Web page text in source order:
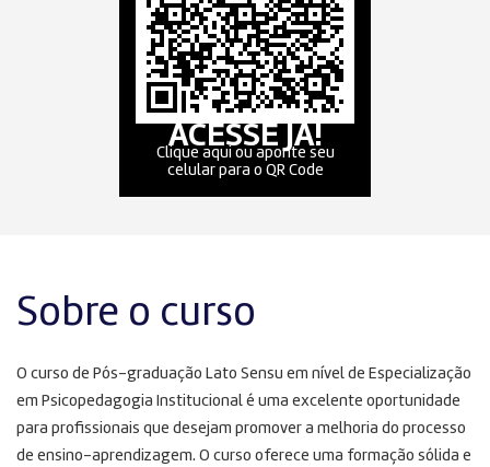
Sobre o curso
O curso de Pós-graduação Lato Sensu em nível de Especialização
em Psicopedagogia Institucional é uma excelente oportunidade
para profissionais que desejam promover a melhoria do processo
de ensino-aprendizagem. O curso oferece uma formação sólida e
ACESSE JÁ!
Clique aqui ou aponte seu
celular para o QR Code